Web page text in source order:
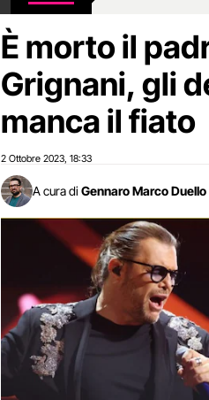
È morto il
Grignani, gli
manca il fiato
2 Ottobre 2023 18:33
A cura di Gennaro Marco Duello